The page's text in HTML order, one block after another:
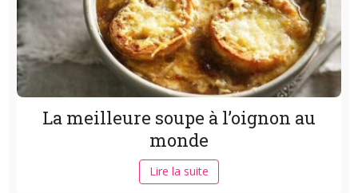
La meilleure soupe à l’oignon au
monde
Lire la suite